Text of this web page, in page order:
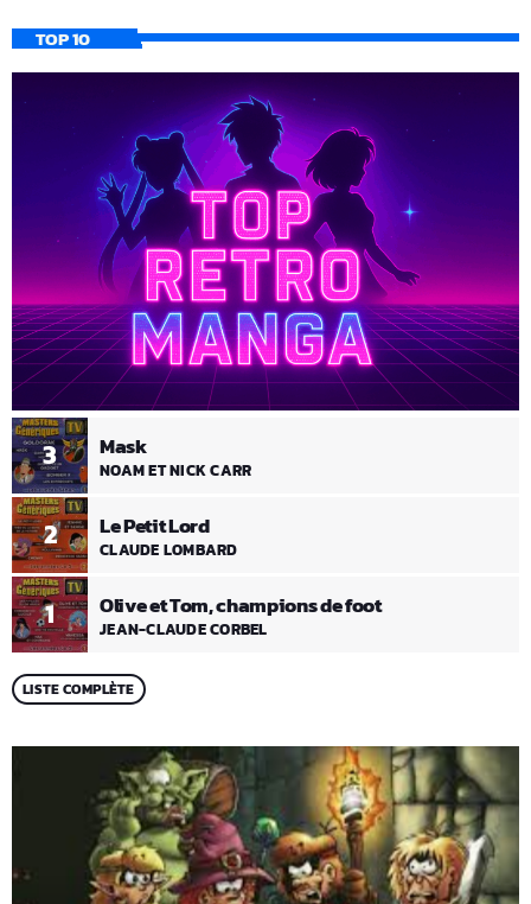
TOP 10
1 Olive et Tom, champions de foot
JEAN-CLAUDE CORBEL
2 Le Petit Lord
CLAUDE LOMBARD
3 Mask
NOAM ET NICK CARR
LISTE COMPLÈTE